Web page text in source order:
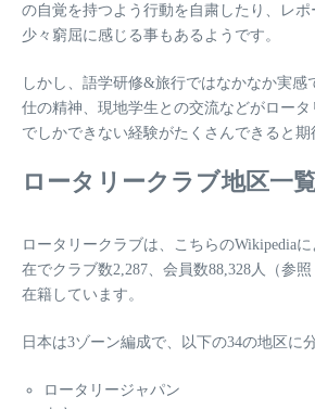
の自覚を持つよう行動を自粛したり、レポ
少々窮屈に感じる事もあるようです。
しかし、語学研修&旅行ではなかなか実感
仕の精神、現地学生との交流などがロー
でしかできない経験がたくさんできると期
ロータリークラブ地区一
ロータリークラブは、こちらのWikipedia
在でクラブ数2,287、会員数88,328人（参照
在籍しています。
日本は3ゾーン編成で、以下の34の地区に
ロータリージャパン